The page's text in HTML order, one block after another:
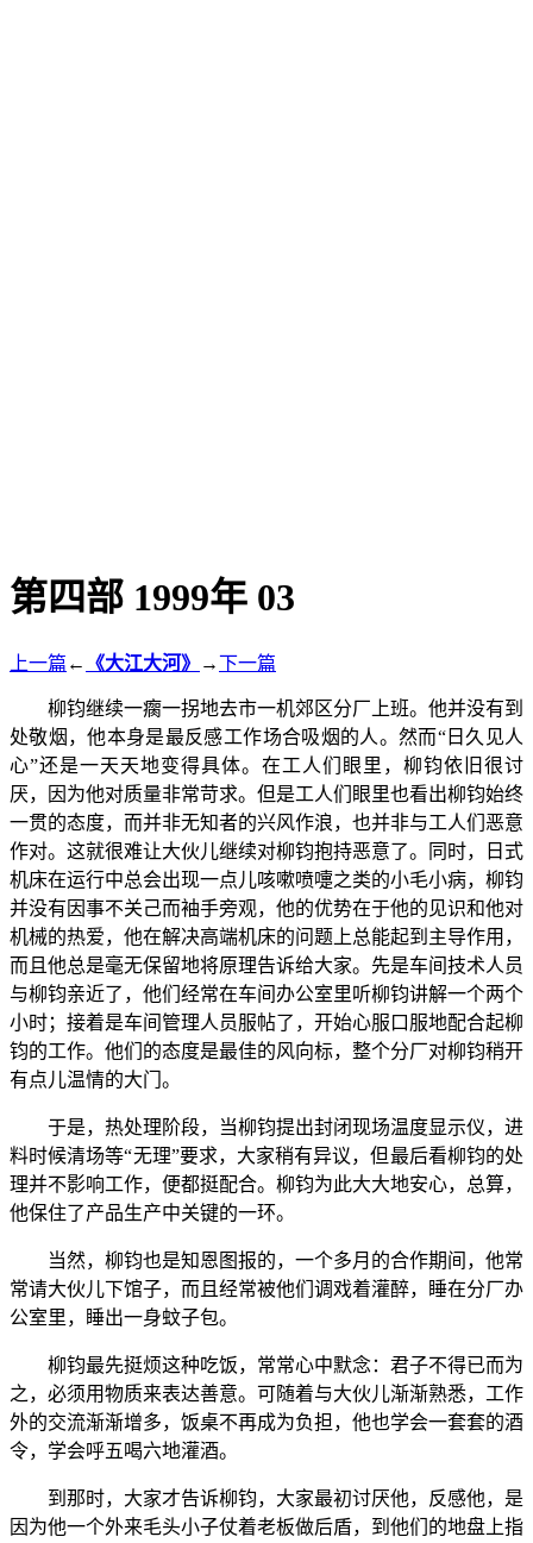
第四部 1999年 03
上一篇 ← 《大江大河》 →下一篇
柳钧继续一瘸一拐地去市一机郊区分厂上班。他并没有到
处敬烟，他本身是最反感工作场合吸烟的人。然而“日久见人
心”还是一天天地变得具体。在工人们眼里，柳钧依旧很讨
厌，因为他对质量非常苛求。但是工人们眼里也看出柳钧始终
一贯的态度，而并非无知者的兴风作浪，也并非与工人们恶意
作对。这就很难让大伙儿继续对柳钧抱持恶意了。同时，日式
机床在运行中总会出现一点儿咳嗽喷嚏之类的小毛小病，柳钧
并没有因事不关己而袖手旁观，他的优势在于他的见识和他对
机械的热爱，他在解决高端机床的问题上总能起到主导作用，
而且他总是毫无保留地将原理告诉给大家。先是车间技术人员
与柳钧亲近了，他们经常在车间办公室里听柳钧讲解一个两个
小时；接着是车间管理人员服帖了，开始心服口服地配合起柳
钧的工作。他们的态度是最佳的风向标，整个分厂对柳钧稍开
有点儿温情的大门。
于是，热处理阶段，当柳钧提出封闭现场温度显示仪，进
料时候清场等“无理”要求，大家稍有异议，但最后看柳钧的处
理并不影响工作，便都挺配合。柳钧为此大大地安心，总算，
他保住了产品生产中关键的一环。
当然，柳钧也是知恩图报的，一个多月的合作期间，他常
常请大伙儿下馆子，而且经常被他们调戏着灌醉，睡在分厂办
公室里，睡出一身蚊子包。
柳钧最先挺烦这种吃饭，常常心中默念：君子不得已而为
之，必须用物质来表达善意。可随着与大伙儿渐渐熟悉，工作
外的交流渐渐增多，饭桌不再成为负担，他也学会一套套的酒
令，学会呼五喝六地灌酒。
到那时，大家才告诉柳钧，大家最初讨厌他，反感他，是
因为他一个外来毛头小子仗着老板做后盾，到他们的地盘上指